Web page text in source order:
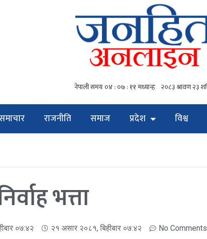
राजनीति समाज प्रदेश विश्व
भत्ता
०७:४२ २१ असार २०८१, बिहीबार ०७:४२ No Comments